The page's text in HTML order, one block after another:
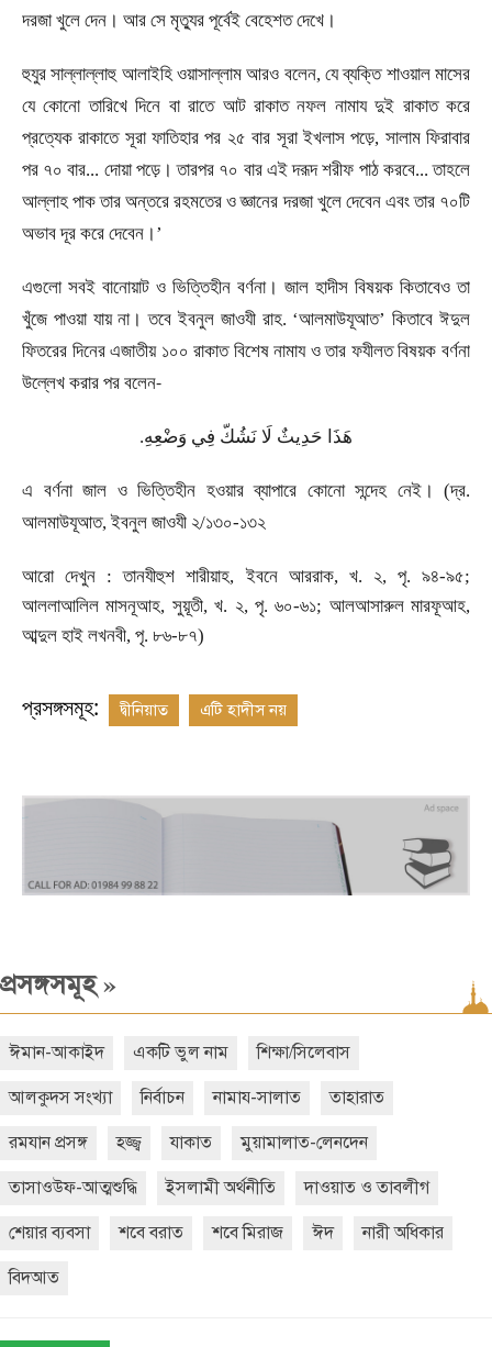
দরজা খুলে দেন। আর সে মৃত্যুর পূর্বেই বেহেশত দেখে।
হুযুর সাল্লাল্লাহু আলাইহি ওয়াসাল্লাম আরও বলেন,যে ব্যক্তি শাওয়াল মাসের
যে কোনো তারিখে দিনে বা রাতে আট রাকাত নফল নামায দুই রাকাত করে
প্রত্যেক রাকাতে সূরা ফাতিহার পর ২৫ বার সূরা ইখলাস পড়ে, সালাম ফিরাবার
পর ৭০ বার... দোয়া পড়ে। তারপর ৭০ বার এই দরূদ শরীফ পাঠ করবে... তাহলে
আল্লাহ পাক তার অন্তরে রহমতের ও জ্ঞানের দরজা খুলে দেবেন এবং তার ৭০টি
অভাব দূর করে দেবেন। ’
এগুলো সবই বানোয়াট ও ভিত্তিহীন বর্ণনা। জাল হাদীস বিষয়ক কিতাবেও তা
খুঁজে পাওয়া যায় না। তবে ইবনুল জাওযী রাহ. ‘আলমাউযূআত’কিতাবে ঈদুল
ফিতরের দিনের এজাতীয় ১০০ রাকাত বিশেষ নামায ও তার ফযীলত বিষয়ক বর্ণনা
উল্লেখ করার পর বলেন-
هَذَا حَدِيثٌ لَا نَشُكّ فِي وَضْعِهِ.
এ বর্ণনা জাল ও ভিত্তিহীন হওয়ার ব্যাপারে কোনো সন্দেহ নেই। (দ্র.
আলমাউযূআত,ইবনুল জাওযী ২/১৩০-১৩২
আরো দেখুন : তানযীহুশ শারীয়াহ,ইবনে আররাক, খ. ২, পৃ. ৯৪-৯৫;
আললাআলিল মাসনূআহ, সুয়ূতী,খ. ২, পৃ. ৬০-৬১; আলআসারুল মারফূআহ,
আব্দুল হাই লখনবী, পৃ. ৮৬-৮৭)
প্রসঙ্গসমূহ: দ্বীনিয়াত এটি হাদীস নয়
প্রসঙ্গসমূহ»
ঈমান-আকাইদ একটি ভুল নাম শিক্ষা/সিলেবাস
আলকুদস সংখ্যা নির্বাচন নামায-সালাত তাহারাত
রমযান প্রসঙ্গ হজ্জ্ব যাকাত মুয়ামালাত-লেনদেন
তাসাওউফ-আত্মশুদ্ধি ইসলামী অর্থনীতি দাওয়াত ও তাবলীগ
শেয়ার ব্যবসা শবে বরাত শবে মিরাজ ঈদ নারী অধিকার
বিদআত